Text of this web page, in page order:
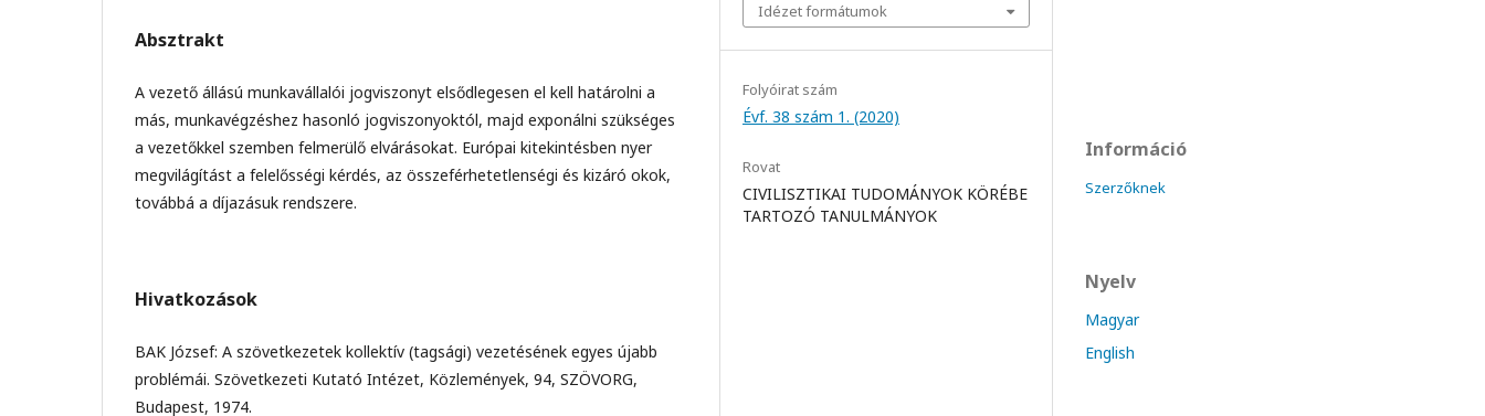
Absztrakt
A vezető állású munkavállalói jogviszonyt elsődlegesen el kell határolni a
más, munkavégzéshez hasonló jogviszonyoktól, majd exponálni szükséges
a vezetőkkel szemben felmerülő elvárásokat. Európai kitekintésben nyer
megvilágítást a felelősségi kérdés, az összeférhetetlenségi és kizáró okok,
továbbá a díjazásuk rendszere.
Hivatkozások
BAK József: A szövetkezetek kollektív (tagsági) vezetésének egyes újabb
problémái. Szövetkezeti Kutató Intézet, Közlemények, 94, SZÖVORG,
Budapest, 1974.
Idézet formátumok
Folyóirat szám
Évf. 38 szám 1. (2020)
Rovat
CIVILISZTIKAI TUDOMÁNYOK KÖRÉBE
TARTOZÓ TANULMÁNYOK
Információ
Szerzőknek
Nyelv
Magyar
English